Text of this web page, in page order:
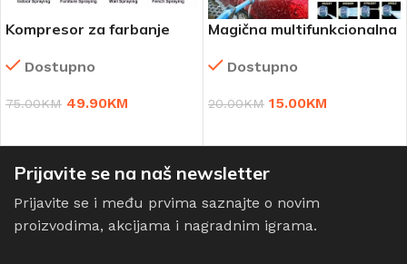
Kompresor za farbanje
Dostupno
75.00KM 49.90KM
Magična multifunkcionalna
Dostupno
20.00KM 15.00KM
Prijavite se na naš newsletter
Prijavite se i među prvima saznajte o novim
proizvodima, akcijama i nagradnim igrama.